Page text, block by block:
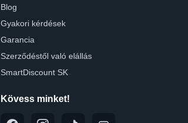
Blog
Gyakori kérdések
Garancia
Szerződéstől való elállás
SmartDiscount SK
Kövess minket!